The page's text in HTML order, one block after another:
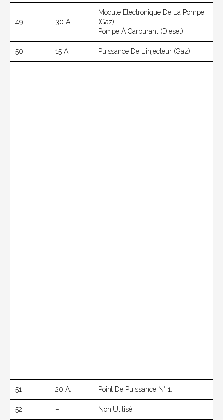
49 30 A.
Module Électronique De La Pompe
(gaz).
Pompe À Carburant (diesel).
50 15 A. Puissance De L’injecteur (gaz).
51 20 A. Point De Puissance N° 1.
52 – Non Utilisé.